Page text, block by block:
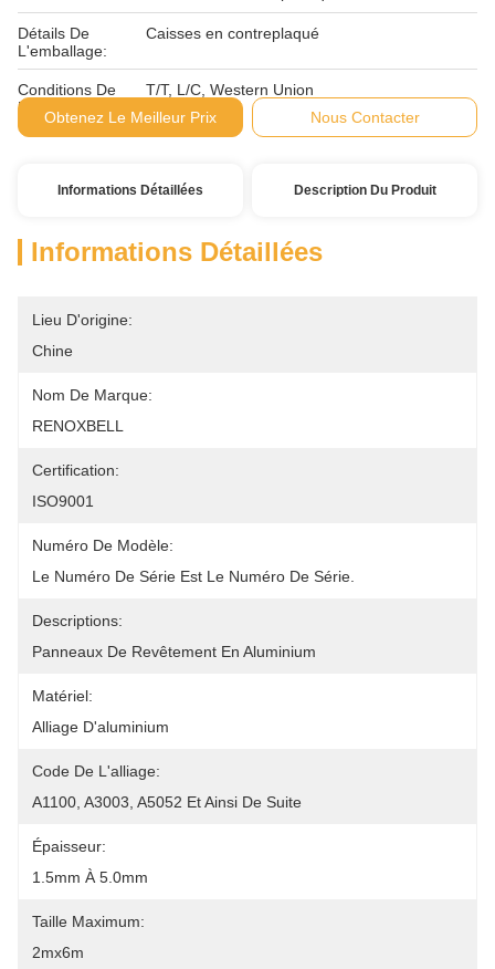
Détails De
L'emballage:
Caisses en contreplaqué
Conditions De
Paiement:
T/T, L/C, Western Union
Obtenez Le Meilleur Prix
Nous Contacter
Informations Détaillées Description Du Produit
Informations Détaillées
Lieu D'origine:
Chine
Nom De Marque:
RENOXBELL
Certification:
ISO9001
Numéro De Modèle:
Le Numéro De Série Est Le Numéro De Série.
Descriptions:
Panneaux De Revêtement En Aluminium
Matériel:
Alliage D'aluminium
Code De L'alliage:
A1100, A3003, A5052 Et Ainsi De Suite
Épaisseur:
1.5mm À 5.0mm
Taille Maximum:
2mx6m